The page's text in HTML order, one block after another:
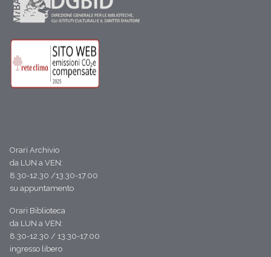
Orari Archivio
da LUN a VEN:
8.30-12.30 /13.30-17.00
su appuntamento
Orari Biblioteca
da LUN a VEN:
8.30-12.30 / 13.30-17.00
ingresso libero